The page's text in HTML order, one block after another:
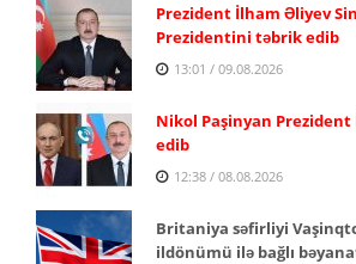
Prezident İlham Əliyev
Prezidentini təbrik edib
13:01 / 09.08.2026
Nikol Paşinyan
edib
12:38 / 08.08.2026
Britaniya səfirliyi
ildönümü ilə bağlı